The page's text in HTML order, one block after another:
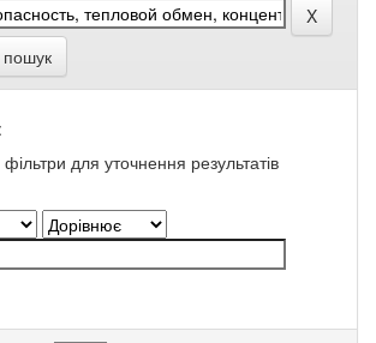
для уточнення результатів